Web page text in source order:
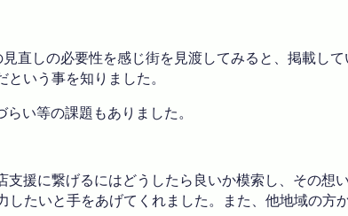
直しの必要性を感じ街を見渡してみると、掲載し
いう事を知りました。
い等の課題もありました。
援に繋げるにはどうしたら良いか模索し、その
たいと手をあげてくれました。また、他地域の方